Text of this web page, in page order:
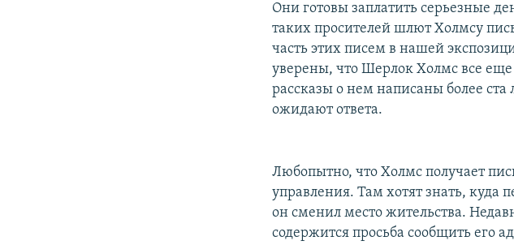
Они готовы заплатить серьезные
таких просителей шлют Холмсу
часть этих писем в нашей
уверены, что Шерлок Холмс все
рассказы о нем написаны более
ожидают ответа.
Любопытно, что Холмс получает
управления. Там хотят знать, куда
он сменил место жительства.
содержится просьба сообщить его